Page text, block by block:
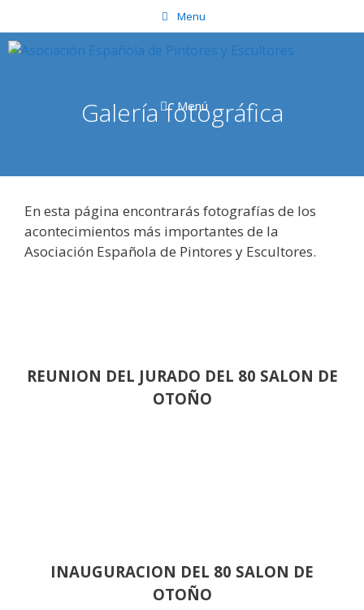
al
contenido
Menu
Menú
Galería fotográfica
En esta página encontrarás fotografías de los
acontecimientos más importantes de la
Asociación Española de Pintores y Escultores.
REUNION DEL JURADO DEL 80 SALON DE
OTOÑO
INAUGURACION DEL 80 SALON DE
OTOÑO